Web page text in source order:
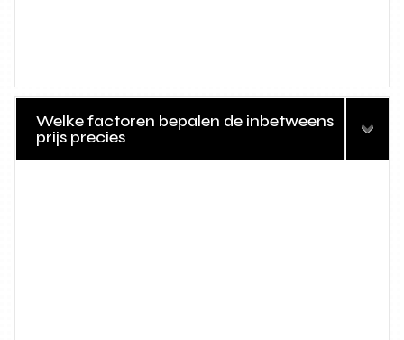
Welke factoren bepalen de inbetweens
prijs precies